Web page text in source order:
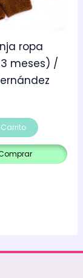
ropa
meses) /